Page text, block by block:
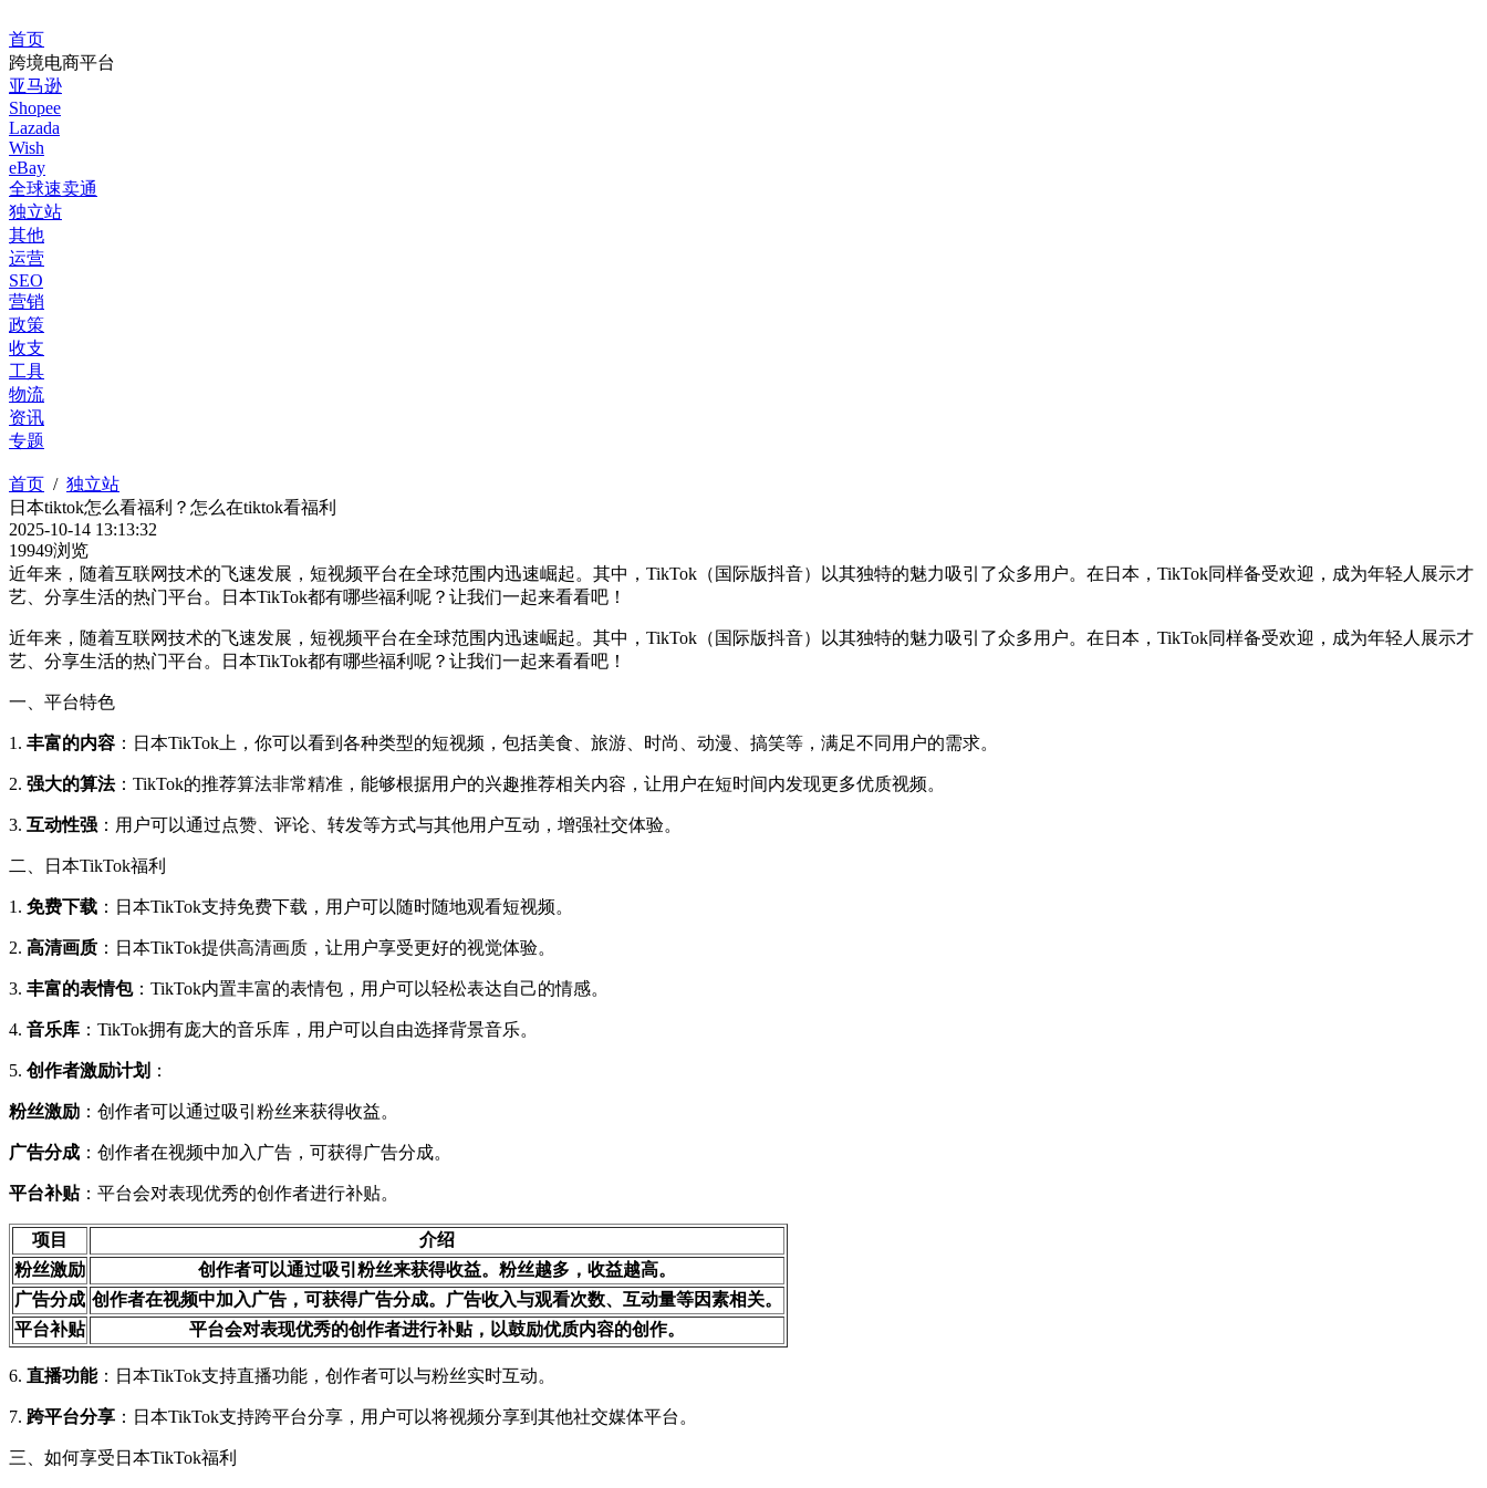
首页
跨境电商平台
亚马逊
Shopee
Lazada
Wish
eBay
全球速卖通
独立站
其他
运营
SEO
营销
政策
收支
工具
物流
资讯
专题
首页 / 独立站
日本tiktok怎么看福利？怎么在tiktok看福利
2025-10-14 13:13:32
19949浏览
近年来，随着互联网技术的飞速发展，短视频平台在全球范围内迅速崛起。其中，TikTok（国际版抖音）以其独特的魅力吸引了众多用户。在日本，TikTok同样备受欢迎，成为年轻人展示才
艺、分享生活的热门平台。日本TikTok都有哪些福利呢？让我们一起来看看吧！
近年来，随着互联网技术的飞速发展，短视频平台在全球范围内迅速崛起。其中，TikTok（国际版抖音）以其独特的魅力吸引了众多用户。在日本，TikTok同样备受欢迎，成为年轻人展示才
艺、分享生活的热门平台。日本TikTok都有哪些福利呢？让我们一起来看看吧！
一、平台特色
1. 丰富的内容 ：日本TikTok上，你可以看到各种类型的短视频，包括美食、旅游、时尚、动漫、搞笑等，满足不同用户的需求。
2. 强大的算法：TikTok的推荐算法非常精准，能够根据用户的兴趣推荐相关内容，让用户在短时间内发现更多优质视频。
3. 互动性强 ：用户可以通过点赞、评论、转发等方式与其他用户互动，增强社交体验。
二、日本TikTok福利
1. 免费下载 ：日本TikTok支持免费下载，用户可以随时随地观看短视频。
2. 高清画质 ：日本TikTok提供高清画质，让用户享受更好的视觉体验。
3. 丰富的表情包：TikTok内置丰富的表情包，用户可以轻松表达自己的情感。
4. 音乐库 ：TikTok拥有庞大的音乐库，用户可以自由选择背景音乐。
5. 创作者激励计划 ：
粉丝激励 ：创作者可以通过吸引粉丝来获得收益。
广告分成 ：创作者在视频中加入广告，可获得广告分成。
平台补贴：平台会对表现优秀的创作者进行补贴。
项目
介绍
粉丝激励
创作者可以通过吸引粉丝来获得收益。粉丝越多，收益越高。
广告分成 创作者在视频中加入广告，可获得广告分成。广告收入与观看次数、互动量等因素相关。
平台补贴
平台会对表现优秀的创作者进行补贴，以鼓励优质内容的创作。
6. 直播功能：日本TikTok支持直播功能，创作者可以与粉丝实时互动。
7. 跨平台分享 ：日本TikTok支持跨平台分享，用户可以将视频分享到其他社交媒体平台。
三、如何享受日本TikTok福利